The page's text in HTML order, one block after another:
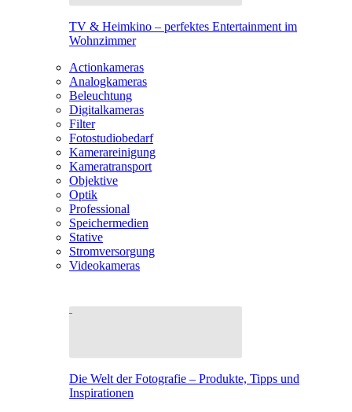
TV & Heimkino – perfektes Entertainment im
Wohnzimmer
Actionkameras
Analogkameras
Beleuchtung
Digitalkameras
Filter
Fotostudiobedarf
Kamerareinigung
Kameratransport
Objektive
Optik
Professional
Speichermedien
Stative
Stromversorgung
Videokameras
Die Welt der Fotografie – Produkte, Tipps und
Inspirationen